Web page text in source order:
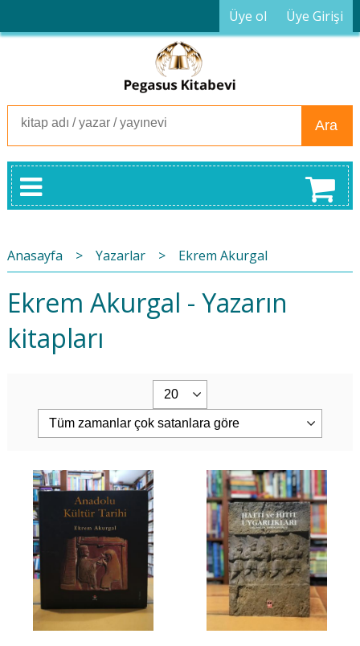
Üye ol Üye Girişi
Ara
Anasayfa > Yazarlar > Ekrem Akurgal
Ekrem Akurgal - Yazarın
kitapları